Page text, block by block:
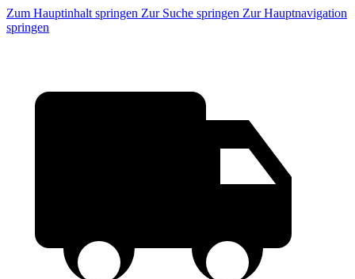
Zum Hauptinhalt springen Zur Suche springen Zur Hauptnavigation
springen